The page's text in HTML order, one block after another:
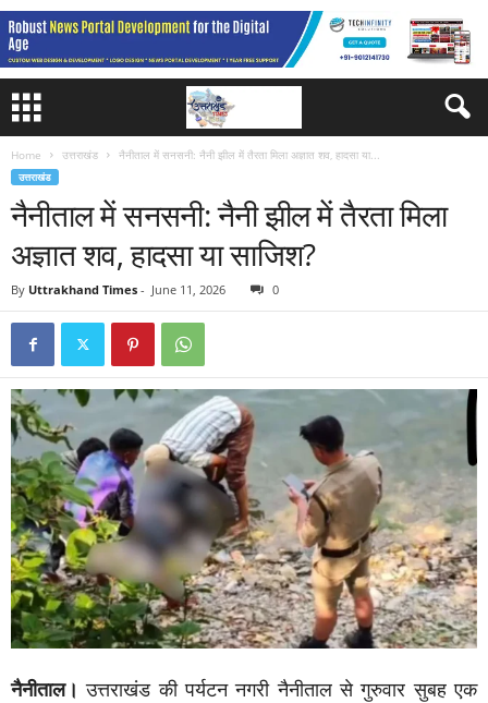
Home उत्तराखंड नैनीताल में सनसनी: नैनी झील में तैरता मिला अज्ञात शव, हादसा या...
उत्तराखंड
नैनीताल में सनसनी: नैनी झील में तैरता मिला
अज्ञात शव, हादसा या साजिश?
By Uttrakhand Times - June 11, 2026 0
नैनीताल।उत्तराखंड की पर्यटन नगरी नैनीताल से गुरुवार सुबह एक